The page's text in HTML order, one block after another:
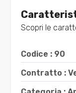
Scopri le
Codice : 90
Contratto :
Bagni
minimi
Qualsiasi
1